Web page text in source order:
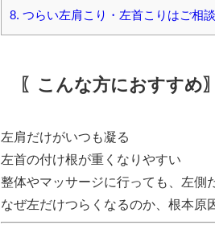
8. つらい左肩こり・左首こりはご相
〖こんな方におすすめ〗
左肩だけがいつも凝る
左首の付け根が重くなりやすい
整体やマッサージに行っても、左側
なぜ左だけつらくなるのか、根本原